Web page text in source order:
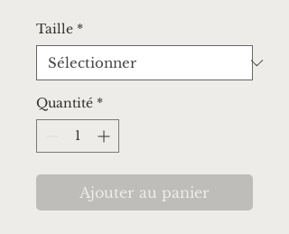
Taille *
Quantité *
Ajouter au panier